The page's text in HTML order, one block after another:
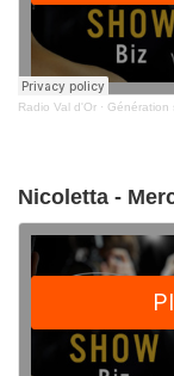
Radio Val d'Or · Génération
Nicoletta -